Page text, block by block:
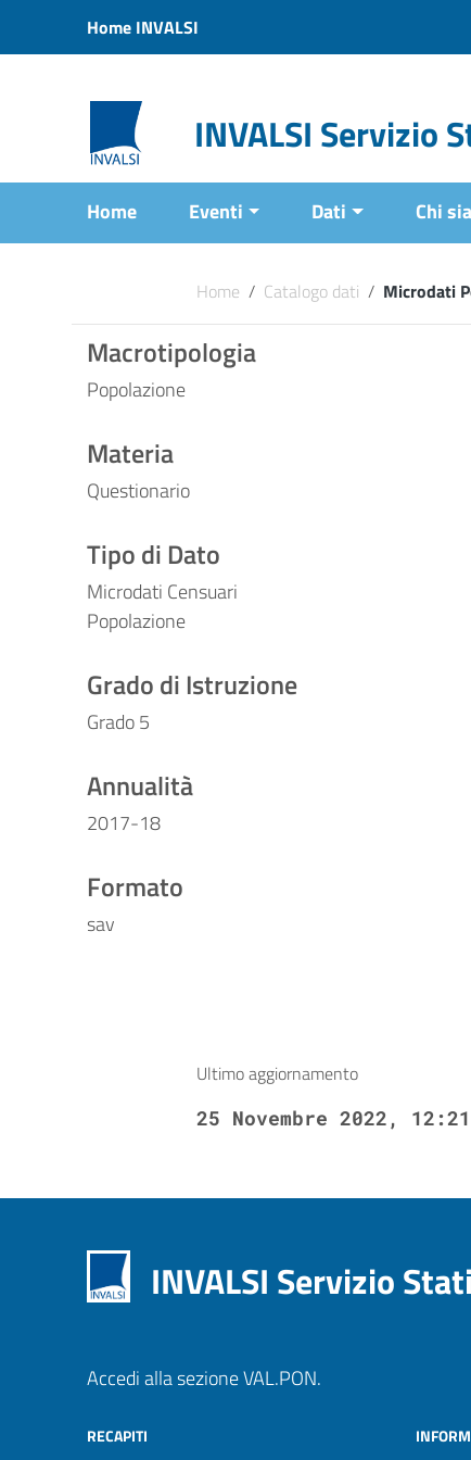
Vai al menu di navigazione
Home INVALSI
INVALSI Servizio
Home Eventi Dati Chi
Home / Catalogo dati / Microdati
Macrotipologia
Popolazione
Materia
Questionario
Tipo di Dato
Microdati Censuari
Popolazione
Grado di Istruzione
Grado 5
Annualità
2017-18
Formato
sav
Ultimo aggiornamento
25 Novembre 2022, 12:21
INVALSI Servizio
Accedi alla sezione VAL.PON.
RECAPITI